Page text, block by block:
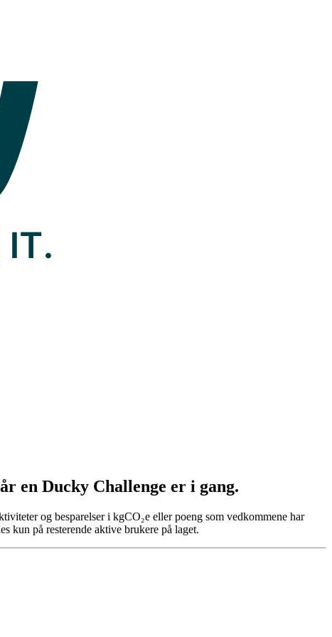
en Ducky Challenge er i gang.
og besparelser i kgCO₂e eller poeng som vedkommene har
kun på resterende aktive brukere på laget.